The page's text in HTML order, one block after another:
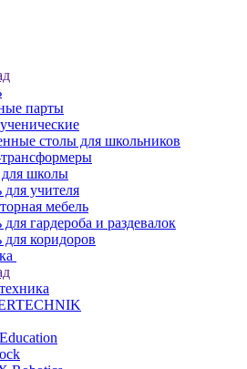
парты
столы для школьников
для школы
учителя
мебель
гардероба и раздевалок
коридоров